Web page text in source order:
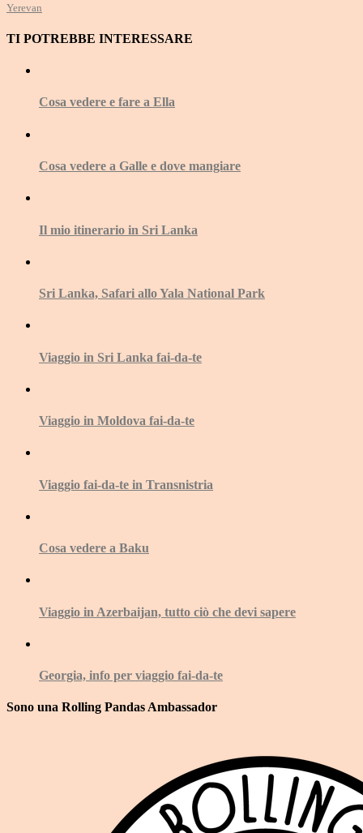
Yerevan
TI POTREBBE INTERESSARE
Cosa vedere e fare a Ella
Cosa vedere a Galle e dove mangiare
Il mio itinerario in Sri Lanka
Sri Lanka, Safari allo Yala National Park
Viaggio in Sri Lanka fai-da-te
Viaggio in Moldova fai-da-te
Viaggio fai-da-te in Transnistria
Cosa vedere a Baku
Viaggio in Azerbaijan, tutto ciò che devi sapere
Georgia, info per viaggio fai-da-te
Sono una Rolling Pandas Ambassador